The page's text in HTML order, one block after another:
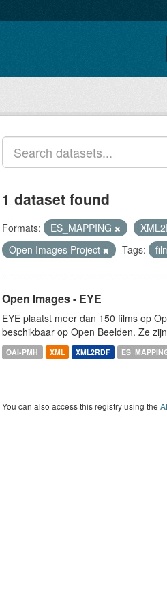
1 dataset found
Formats: ES_MAPPING
Open Images Project
Tags:
Open Images - EYE
EYE plaatst meer dan 150 films op
beschikbaar op Open Beelden. Ze
OAI-PMH XML XML2RDF
You can also access this registry using the